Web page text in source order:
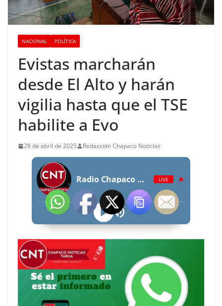
NACIONAL POLÍTICA
Evistas marcharán
desde El Alto y harán
vigilia hasta que el TSE
habilite a Evo
28 de abril de 2025 Redacción Chapaco Noticias
Radio Chapaco Noticias Las 24 horas en vivo LIVE